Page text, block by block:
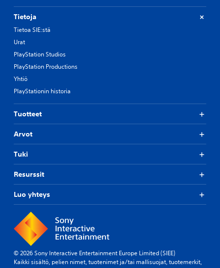
Tietoja
Tietoa SIE:stä
Urat
PlayStation Studios
PlayStation Productions
Yhtiö
PlayStationin historia
Tuotteet
Arvot
Tuki
Resurssit
Luo yhteys
© 2026 Sony Interactive Entertainment Europe Limited (SIEE)
Kaikki sisältö, pelien nimet, tuotenimet ja/tai mallisuojat, tuotemerkit,